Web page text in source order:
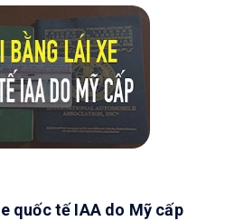
quốc tế IAA do Mỹ cấp